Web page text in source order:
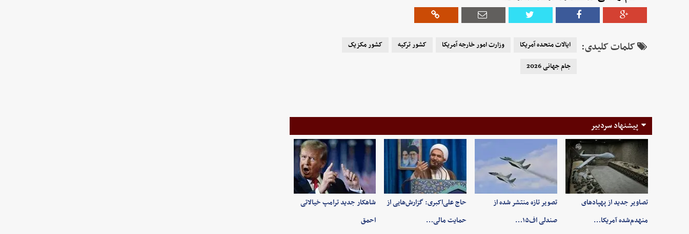
کلمات کلیدی: ایالات متحده آمریکا وزارت امور خارجه آمریکا کشور ترکیه
کشور مکزیک
جام جهانی 2026
پیشنهاد سردبیر
تصاویر جدید از پهپادهای
منهدم‌شده آمریکا…
تصویر تازه منتشر شده از
صندلی اف۱۵…
حاج علی‌اکبری: گزارش‌هایی از
حمایت مالی…
شاهکار جدید ترامپ خیالاتی
احمق